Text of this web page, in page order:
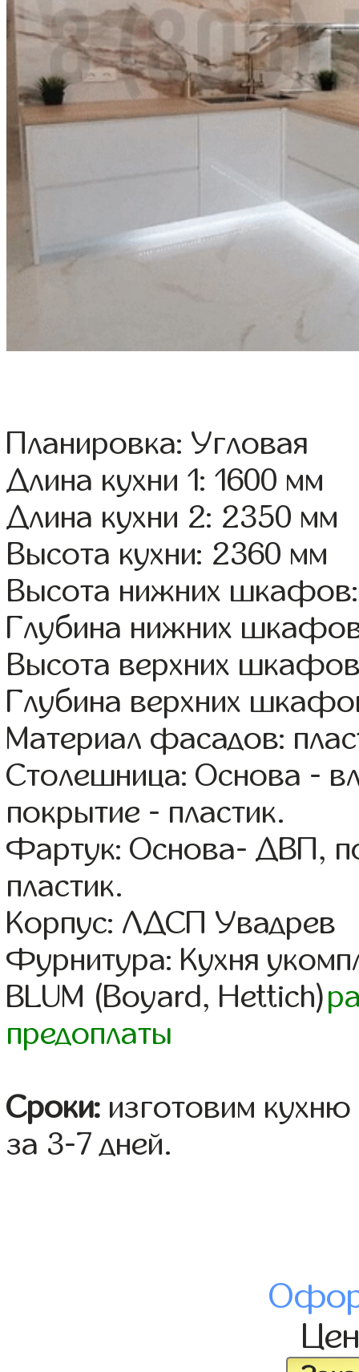
Планировка: Угловая
Длина кухни 1: 1600 мм
Длина кухни 2: 2350 мм
Высота кухни: 2360 мм
Высота нижних
Глубина нижних
Высота верхних
Глубина верхних
Материал фасадов:
Столешница: Основа -
покрытие - пластик.
Фартук: Основа- ДВП,
пластик.
Корпус: ЛДСП Увадрев
Фурнитура: Кухня
BLUM (Boyard, Hettich)
предоплаты
Сроки: изготовим
за 3-7 дней.